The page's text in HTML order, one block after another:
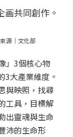
源｜文化部
」3個核心物
3大產業維度。
與映照，找尋
工具，目標解
出靈魂與生命
沛的生命形